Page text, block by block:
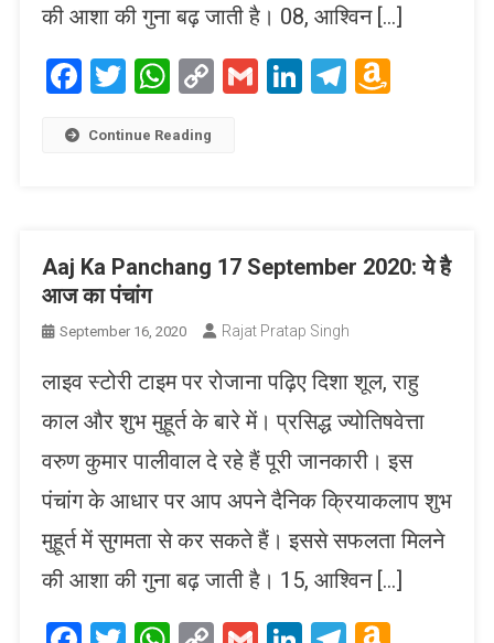
की आशा की गुना बढ़ जाती है। 08, आश्विन […]
Facebook
Twitter
WhatsApp
CopyGmailLinkedIn
Telegram
Continue Reading
Aaj Ka Panchang 17 September 2020: ये है
आज का पंचांग
September 16, 2020 Rajat Pratap Singh
लाइव स्टोरी टाइम पर रोजाना पढ़िए दिशा शूल, राहु
काल और शुभ मुहूर्त के बारे में। प्रसिद्ध ज्योतिषवेत्ता
वरुण कुमार पालीवाल दे रहे हैं पूरी जानकारी। इस
पंचांग के आधार पर आप अपने दैनिक क्रियाकलाप शुभ
मुहूर्त में सुगमता से कर सकते हैं। इससे सफलता मिलने
की आशा की गुना बढ़ जाती है। 15, आश्विन […]